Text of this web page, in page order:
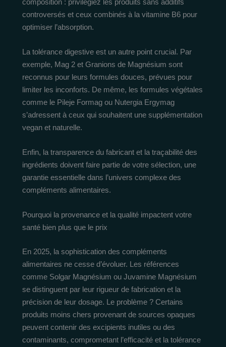
composition : privilégiez les produits sans additifs
controversés et ceux combinés à la vitamine B6 pour
optimiser l’absorption.
La tolérance digestive est un autre point crucial. Par
exemple, Mag 2 et Granions de Magnésium sont
reconnus pour leurs formules douces, prévues pour
limiter les inconforts. De même, les formules végétales
comme le Pileje Formag ou Nutergia Ergymag
s’adressent à ceux qui souhaitent une supplémentation
vegan et naturelle.
Enfin, la transparence du fabricant et la traçabilité des
ingrédients doivent faire partie de votre sélection, une
garantie essentielle dans l’univers complexe des
compléments alimentaires.
Pourquoi la provenance et la qualité impactent votre
santé bien plus que le prix
En 2025, la sophistication des compléments
alimentaires ne cesse d’évoluer. Les références
comme Solgar Magnésium ou Juvamine Magnésium
se distinguent par leur rigueur de fabrication et la
précision de leur dosage. Le problème ? Certains
produits moins chers provenant de sources opaques
peuvent contenir des excipients inutiles ou des
contaminants, comprometant l’efficacité et la tolérance